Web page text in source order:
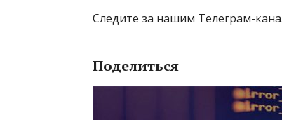
Следите за нашим Телеграм-
Поделиться